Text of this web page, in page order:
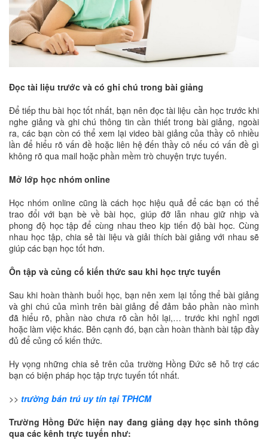
Đọc tài liệu trước và có ghi chú trong bài giảng
Để tiếp thu bài học tốt nhất, bạn nên đọc tài liệu cần học trước khi
nghe giảng và ghi chú thông tin cần thiết trong bài giảng, ngoài
ra, các bạn còn có thể xem lại video bài giảng của thầy cô nhiều
lần để hiểu rõ vấn đề hoặc liên hệ đến thầy cô nếu có vấn đề gì
không rõ qua mail hoặc phần mềm trò chuyện trực tuyến.
Mở lớp học nhóm online
Học nhóm online cũng là cách học hiệu quả để các bạn có thể
trao đổi với bạn bè về bài học, giúp đỡ lẫn nhau giữ nhịp và
phong độ học tập để cùng nhau theo kịp tiến độ bài học. Cùng
nhau học tập, chia sẻ tài liệu và giải thích bài giảng với nhau sẽ
giúp các bạn học tốt hơn.
Ôn tập và củng cố kiến thức sau khi học trực tuyến
Sau khi hoàn thành buổi học, bạn nên xem lại tổng thể bài giảng
và ghi chú của mình trên bài giảng để đảm bảo phần nào mình
đã hiểu rõ, phần nào chưa rõ cần hỏi lại,… trước khi nghỉ ngơi
hoặc làm việc khác. Bên cạnh đó, bạn cần hoàn thành bài tập đầy
đủ để củng cố kiến thức.
Hy vọng những chia sẻ trên của trường Hồng Đức sẽ hỗ trợ các
bạn có biện pháp học tập trực tuyến tốt nhất.
>> trường bán trú uy tín tại TPHCM
Trường Hồng Đức hiện nay đang giảng dạy học sinh thông
qua các kênh trực tuyến như: